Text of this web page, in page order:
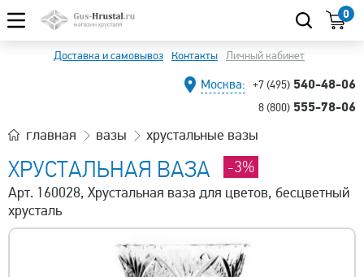
0
Доставка и самовывоз Контакты Личный кабинет
Москва: +7 (495) 540-48-06
8 (800) 555-78-06
главная вазы хрустальные вазы
ХРУСТАЛЬНАЯ ВАЗА -3%
Арт. 160028, Хрустальная ваза для цветов, бесцветный
хрусталь